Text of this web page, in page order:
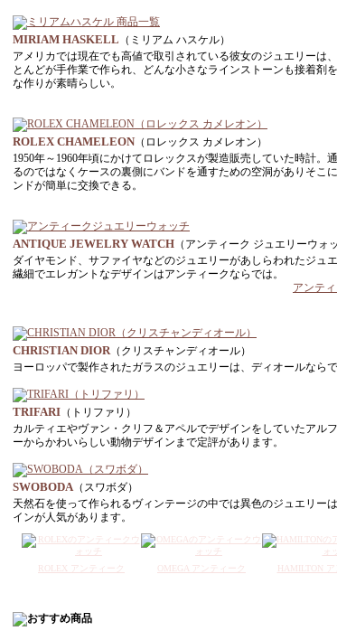
MIRIAM HASKELL （ミリアム ハスケル）
アメリカでは現在でも高値で取引されている彼女のジュエリーは
とんどが手作業で作られ、どんな小さなラインストーンも接着剤
な作りが素晴らしい。
ROLEX CHAMELEON （ロレックス カメレオン）
1950年～1960年頃にかけてロレックスが製造販売していた時計。
るのではなくケースの裏側にバンドを通すための空洞がありそこ
ンドが簡単に交換できる。
ANTIQUE JEWELRY WATCH （アンティーク ジュエリーウォ
ダイヤモンド、サファイヤなどのジュエリーがあしらわれたジュ
繊細でエレガントなデザインはアンティークならでは。
アンテ
CHRISTIAN DIOR（クリスチャンディオール）
ヨーロッパで製作されたガラスのジュエリーは、ディオールなら
TRIFARI （トリファリ）
カルティエやヴァン・クリフ＆アペルでデザインをしていたアル
ーからかわいらしい動物デザインまで定評があります。
SWOBODA（スワボダ）
天然石を使って作られるヴィンテージの中では異色のジュエリー
インが人気があります。
ROLEX アンティーク OMEGA アンティーク HAMILTON ア